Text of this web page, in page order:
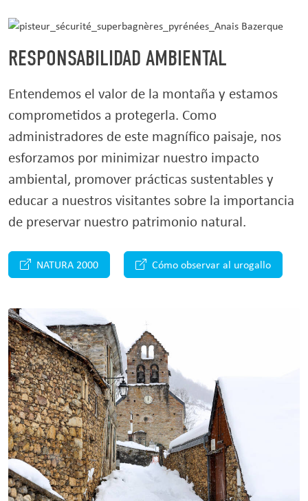
RESPONSABILIDAD AMBIENTAL
Entendemos el valor de la montaña y estamos
comprometidos a protegerla. Como
administradores de este magnífico paisaje, nos
esforzamos por minimizar nuestro impacto
ambiental, promover prácticas sustentables y
educar a nuestros visitantes sobre la importancia
de preservar nuestro patrimonio natural.
NATURA 2000 Cómo observar al urogallo